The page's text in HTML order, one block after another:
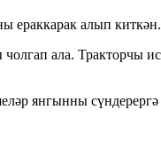
ераккарак алып
ала.
янгынны сүндерергә